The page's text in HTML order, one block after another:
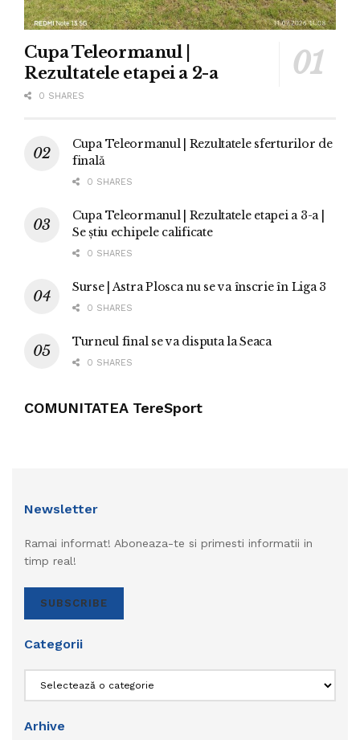
Cupa Teleormanul |
Rezultatele etapei a 2-a
0 SHARES
Cupa Teleormanul | Rezultatele sferturilor de
finală
0 SHARES
Cupa Teleormanul | Rezultatele etapei a 3-a |
Se știu echipele calificate
0 SHARES
Surse | Astra Plosca nu se va înscrie în Liga 3
0 SHARES
Turneul final se va disputa la Seaca
0 SHARES
COMUNITATEA TereSport
Newsletter
Ramai informat! Aboneaza-te si primesti informatii in
timp real!
SUBSCRIBE
Categorii
Arhive